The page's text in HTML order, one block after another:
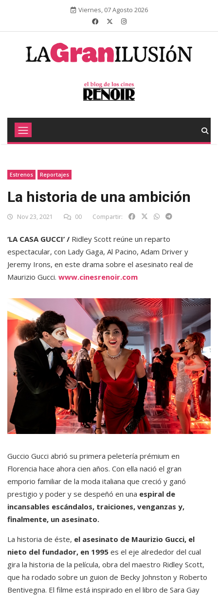
Viernes, 07 Agosto 2026
Estrenos Reportajes
La historia de una ambición
Nov 23, 2021 00 Compartir:
‘LA CASA GUCCI’ / Ridley Scott reúne un reparto
espectacular, con Lady Gaga, Al Pacino, Adam Driver y
Jeremy Irons, en este drama sobre el asesinato real de
Maurizio Gucci. www.cinesrenoir.com
Guccio Gucci abrió su primera peletería prémium en
Florencia hace ahora cien años. Con ella nació el gran
emporio familiar de la moda italiana que creció y ganó
prestigio y poder y se despeñó en una espiral de
incansables escándalos, traiciones, venganzas y,
finalmente, un asesinato.
La historia de éste, el asesinato de Maurizio Gucci, el
nieto del fundador, en 1995 es el eje alrededor del cual
gira la historia de la película, obra del maestro Ridley Scott,
que ha rodado sobre un guion de Becky Johnston y Roberto
Bentivegna. El filme está inspirado en el libro de Sara Gay